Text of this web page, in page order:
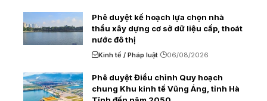
Phê duyệt kế hoạch lựa chọn nhà
thầu xây dựng cơ sở dữ liệu cấp, thoát
nước đô thị
Kinh tế / Pháp luật 06/08/2026
Phê duyệt Điều chỉnh Quy hoạch
chung Khu kinh tế Vũng Áng, tỉnh Hà